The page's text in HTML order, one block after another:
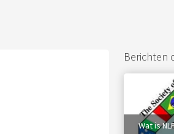
Berichten
Wat is